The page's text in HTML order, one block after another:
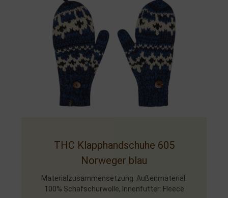
THC Klapphandschuhe 605
Norweger blau
Materialzusammensetzung: Außenmaterial:
100% Schafschurwolle, Innenfutter: Fleece